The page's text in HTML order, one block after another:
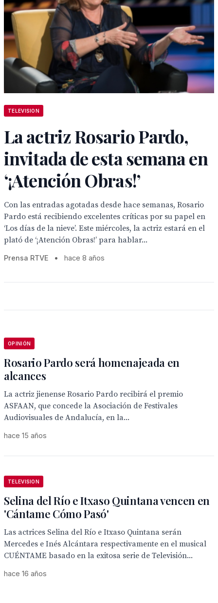
TELEVISION
La actriz Rosario Pardo,
invitada de esta semana en
‘¡Atención Obras!’
Con las entradas agotadas desde hace semanas, Rosario
Pardo está recibiendo excelentes críticas por su papel en
‘Los días de la nieve’. Este miércoles, la actriz estará en el
plató de ‘¡Atención Obras!’ para hablar...
Prensa RTVE • hace 8 años
OPINIÓN
Rosario Pardo será homenajeada en
alcances
La actriz jienense Rosario Pardo recibirá el premio
ASFAAN, que concede la Asociación de Festivales
Audiovisuales de Andalucía, en la...
hace 15 años
TELEVISION
Selina del Río e Itxaso Quintana vencen en
'Cántame Cómo Pasó'
Las actrices Selina del Río e Itxaso Quintana serán
Mercedes e Inés Alcántara respectivamente en el musical
CUÉNTAME basado en la exitosa serie de Televisión...
hace 16 años